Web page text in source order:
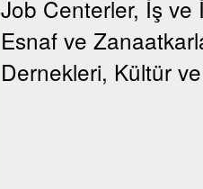
Job Centerler, İş ve
Esnaf ve
Dernekleri, Kültür